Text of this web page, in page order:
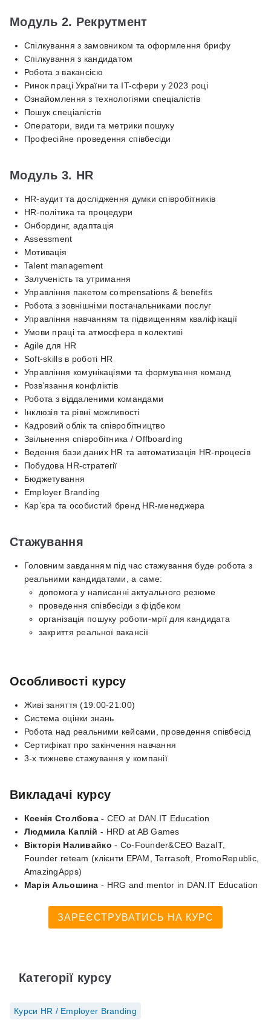
Модуль 2. Рекрутмент
Спілкування з замовником та оформлення брифу
Спілкування з кандидатом
Робота з вакансією
Ринок праці України та IT-сфери у 2023 році
Ознайомлення з технологіями спеціалістів
Пошук спеціалістів
Оператори, види та метрики пошуку
Професійне проведення співбесіди
Модуль 3. HR
HR-аудит та дослідження думки співробітників
HR-політика та процедури
Онбординг, адаптація
Assessment
Мотивація
Talent management
Залученість та утримання
Управління пакетом compensations & benefits
Робота з зовнішніми постачальниками послуг
Управління навчанням та підвищенням кваліфікації
Умови праці та атмосфера в колективі
Agile для HR
Soft-skills в роботі HR
Управління комунікаціями та формування команд
Розв’язання конфліктів
Робота з віддаленими командами
Інклюзія та рівні можливості
Кадровий облік та співробітництво
Звільнення співробітника / Offboarding
Ведення бази даних HR та автоматизація HR-процесів
Побудова HR-стратегії
Бюджетування
Employer Branding
Кар’єра та особистий бренд HR-менеджера
Стажування
Головним завданням під час стажування буде робота з
реальними кандидатами, а саме:
допомога у написанні актуального резюме
проведення співбесіди з фідбеком
організація пошуку роботи-мрії для кандидата
закриття реальної вакансії
Особливості курсу
Живі заняття (19:00-21:00)
Система оцінки знань
Робота над реальними кейсами, проведення співбесід
Сертифікат про закінчення навчання
3-х тижневе стажування у компанії
Викладачі курсу
Ксенія Столбова - CEO at DAN.IT Education
Людмила Каплій - HRD at AB Games
Вікторія Наливайко - Co-Founder&CEO BazaIT,
Founder reteam (клієнти EPAM, Terrasoft, PromoRepublic,
AmazingApps)
Марія Альошина - HRG and mentor in DAN.IT Education
ЗАРЕЄСТРУВАТИСЬ НА КУРС
Категорії курсу
Курси HR / Employer Branding